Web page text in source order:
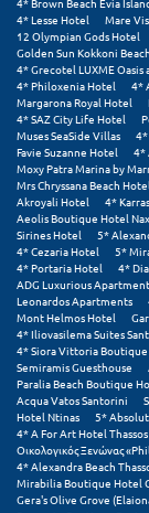
Λεπτοκαρυά
Λέσβος
Λευκάδα
Λήμνος
Λίμνη Πλαστήρα
Λιτόχωρο
Λουτρά Πόζαρ
Λουτρά Υπάτης
Λουτράκι
Λούτσα
Μ
Μάνη
4* Lesse Hotel
Mare
12 Olympian Gods Hotel
Golden Sun Kokkoni
4* Grecotel LUXME
4* Philoxenia Hotel
4*
Margarona Royal Hotel
4* SAZ City Life Hotel
Muses SeaSide Villas
4*
Favie Suzanne Hotel
4*
Moxy Patra Marina by
Mrs Chryssana Beach Hotel
Akroyali Hotel
4*
Aeolis Boutique Hotel
Sirines Hotel
5*
4* Cezaria Hotel
5*
4* Portaria Hotel
4*
ADG Luxurious
Leonardos Apartments
Mont Helmos Hotel
4* Iliovasilema Suites
4* Siora Vittoria
Semiramis Guesthouse
Paralia Beach Boutique
Acqua Vatos Santorini
Hotel Ntinas
5*
4* A For Art Hotel Thassos
Οικολογικός Ξενώνας
4* Alexandra Beach
Mirabilia Boutique Hotel
Gera's Olive Grove